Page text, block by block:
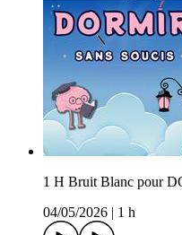
1 H Bruit Blanc pour
04/05/2026
1 h